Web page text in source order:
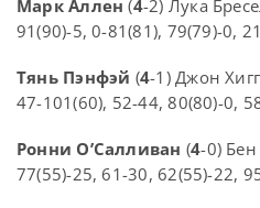
Марк Аллен (4-2) Лука
91(90)-5, 0-81(81), 79(79)-0,
Тянь Пэнфэй (4-1) Джон
47-101(60), 52-44, 80(80)-0,
Ронни О’Салливан (4-0)
77(55)-25, 61-30, 62(55)-22,